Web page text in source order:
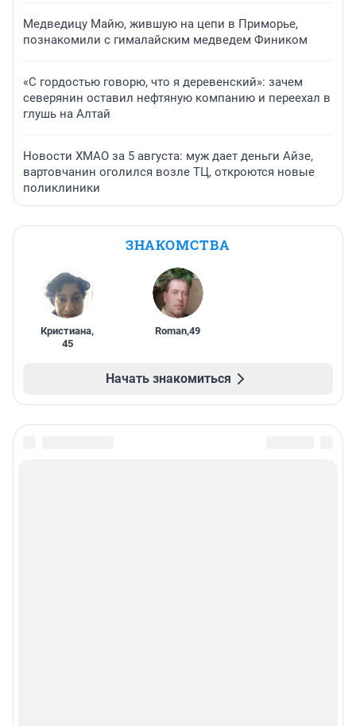
Медведицу Майю, жившую на цепи в Приморье,
познакомили с гималайским медведем Фиником
«С гордостью говорю, что я деревенский»: зачем
северянин оставил нефтяную компанию и переехал в
глушь на Алтай
Новости ХМАО за 5 августа: муж дает деньги Айзе,
вартовчанин оголился возле ТЦ, откроются новые
поликлиники
ЗНАКОМСТВА
Кристиана,
45
Roman,49
Начать знакомиться